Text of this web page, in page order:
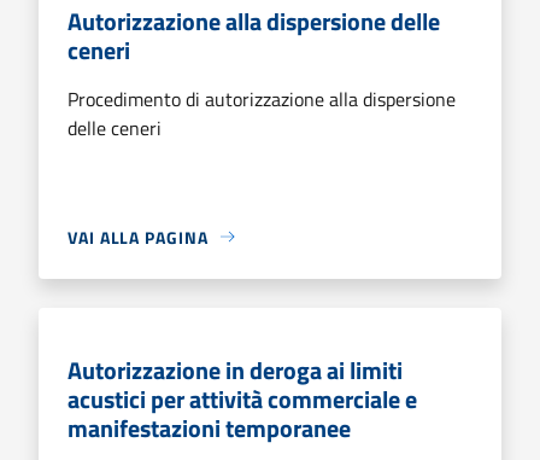
Autorizzazione alla dispersione delle
ceneri
Procedimento di autorizzazione alla dispersione
delle ceneri
VAI ALLA PAGINA
Autorizzazione in deroga ai limiti
acustici per attività commerciale e
manifestazioni temporanee